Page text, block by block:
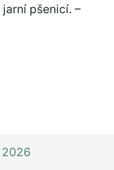
jarní pšenicí. –